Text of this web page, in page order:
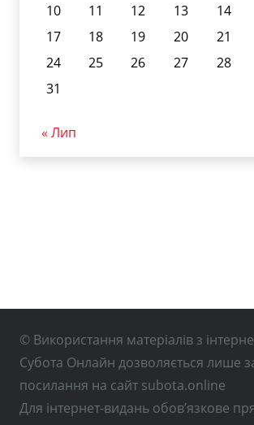
10
11 12 13 14
17
18 19 20 21
24
25 26 27 28
31
« Лип
© Використання матеріалів з
Субота Онлайн дозволяється лише
посилання на сайт subota.online
Для інтернет-видань обов’язкове